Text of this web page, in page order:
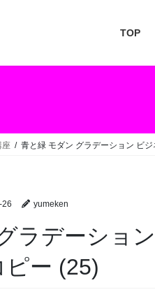
TOP
座 青と緑 モダン グラデーション ビ
26 yumeken
ラデーショ
ー (25)